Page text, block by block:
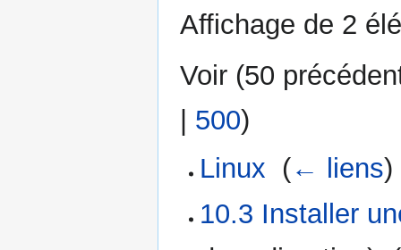
Affichage de 2
Voir (50
| 500)
Linux (← liens)
10.3 Installer